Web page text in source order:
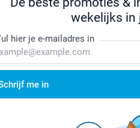
wekelijks in
hier je e-mailadres in
me in